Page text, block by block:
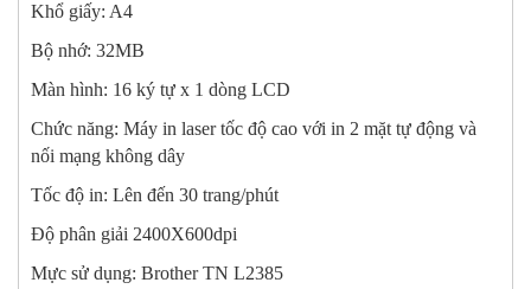
Khổ giấy: A4
Bộ nhớ: 32MB
Màn hình: 16 ký tự x 1 dòng LCD
Chức năng: Máy in laser tốc độ cao với in 2 mặt tự động và
nối mạng không dây
Tốc độ in: Lên đến 30 trang/phút
Độ phân giải 2400X600dpi
Mực sử dụng: Brother TN L2385